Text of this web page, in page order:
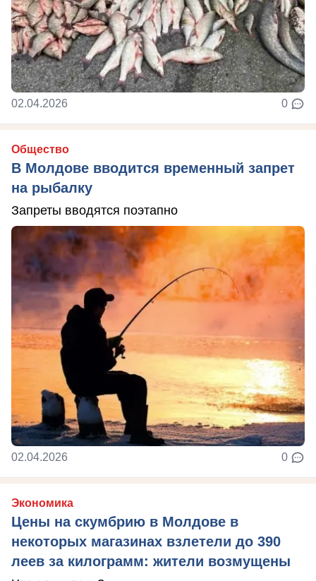
02.04.2026 0
Общество
В Молдове вводится временный запрет
на рыбалку
Запреты вводятся поэтапно
02.04.2026 0
Экономика
Цены на скумбрию в Молдове в
некоторых магазинах взлетели до 390
леев за килограмм: жители возмущены